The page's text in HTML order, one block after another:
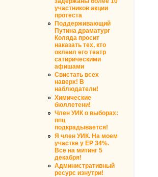
участников акции
протеста
Поддерживающий
Путина драматург
Коляда просит
наказать тех, кто
оклеил его театр
сатирическими
афишами
Свистать всех
наверх! В
наблюдатели!
Химические
бюллетени!
Член УИК о выборах:
ппц
подкрадывается!
Я член УИК. На моем
участке у ЕР 34%.
Все на митинг 5
декабря!
Административный
ресурс изнутри!